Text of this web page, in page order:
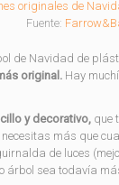
Fuente:
de Navidad de
original. Hay
y decorativo, que
más que
de luces
árbol sea todavía